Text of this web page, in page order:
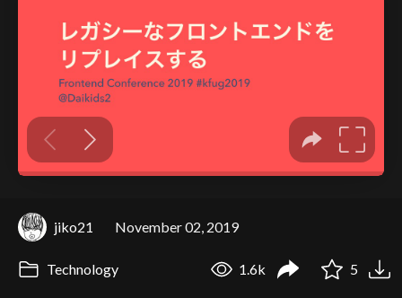
jiko21 November 02, 2019
Technology 1.6k 5